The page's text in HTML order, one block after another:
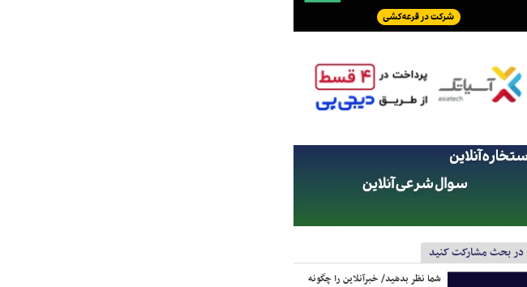
در بحث مشارکت کنید
شما نظر بدهید/ خبرآنلاین را چگونه